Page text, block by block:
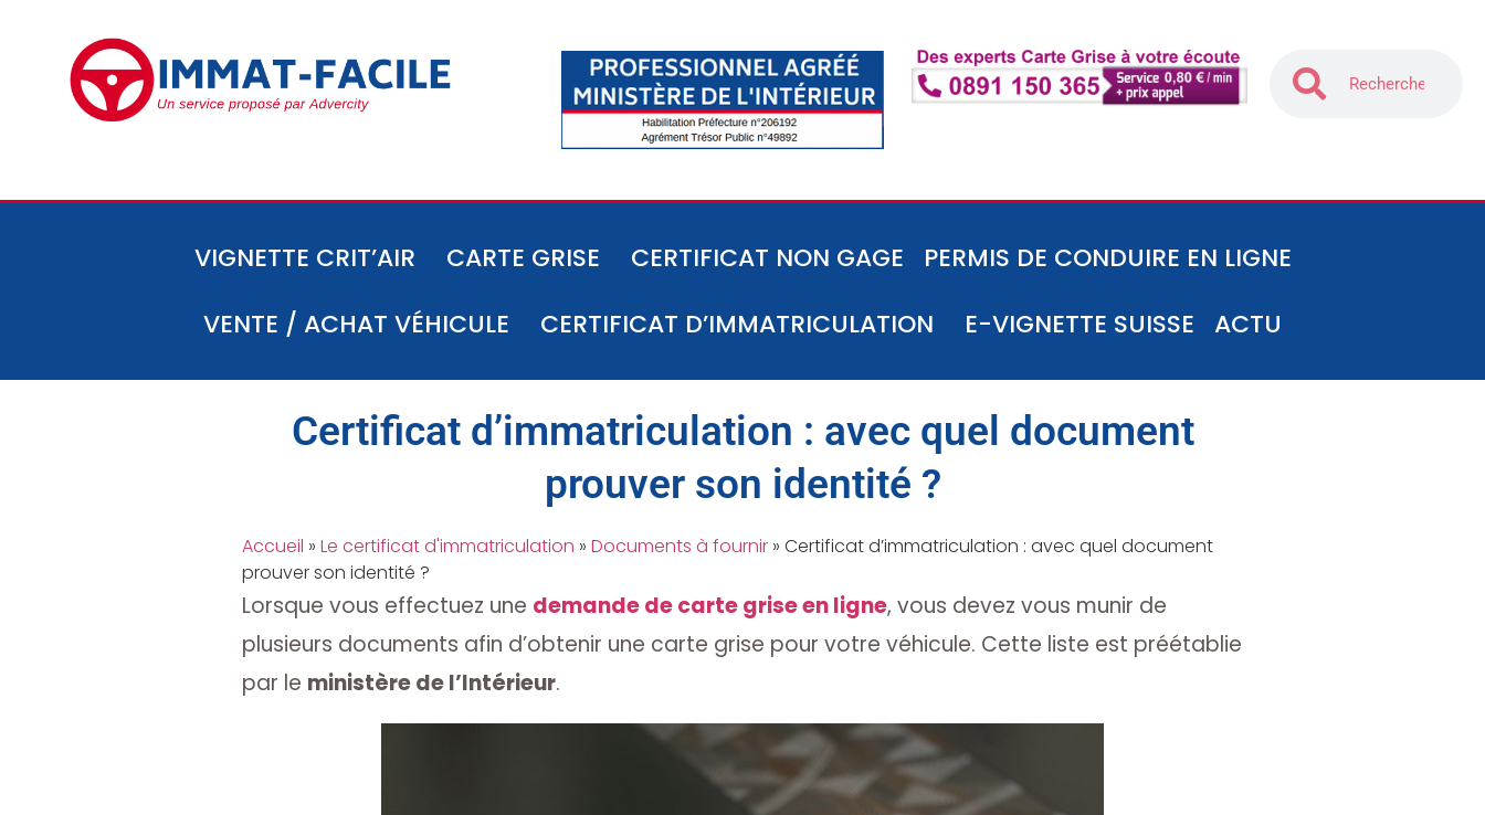
VIGNETTE CRIT’AIR CARTE GRISE CERTIFICAT NON GAGE
PERMIS DE CONDUIRE EN LIGNE
VENTE / ACHAT VÉHICULE
CERTIFICAT D’IMMATRICULATION E-VIGNETTE SUISSE ACTU
Certificat d’immatriculation : avec quel document
prouver son identité ?
Accueil » Le certificat d'immatriculation » Documents à fournir» Certificat d’immatriculation : avec quel document
prouver son identité ?
Lorsque vous effectuez une demande de carte grise en ligne, vous devez vous munir de
plusieurs documents afin d’obtenir une carte grise pour votre véhicule. Cette liste est préétablie
par le ministère de l’Intérieur.